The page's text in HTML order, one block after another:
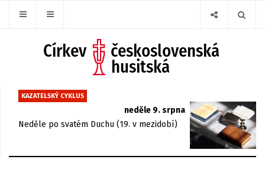
KAZATELSKÝ CYKLUS
neděle 9. srpna
Neděle po svatém Duchu (19. v mezidobí)